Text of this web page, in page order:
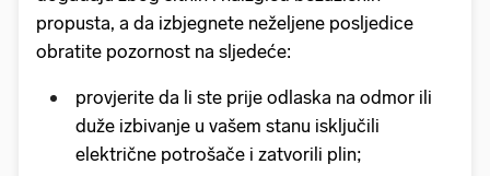
propusta, a da izbjegnete neželjene posljedice
obratite pozornost na sljedeće:
provjerite da li ste prije odlaska na odmor ili
duže izbivanje u vašem stanu isključili
električne potrošače i zatvorili plin;